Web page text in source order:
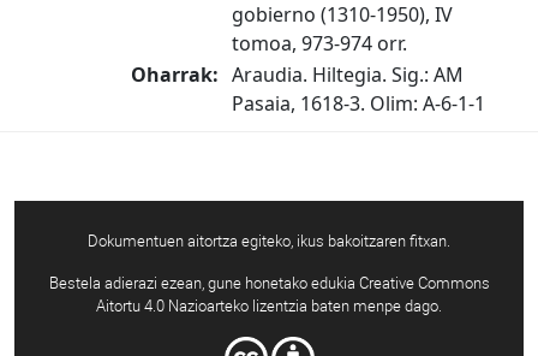
gobierno (1310-1950), IV
tomoa, 973-974 orr.
Oharrak: Araudia. Hiltegia. Sig.: AM
Pasaia, 1618-3. Olim: A-6-1-1
Dokumentuen aitortza egiteko, ikus bakoitzaren fitxan.
Bestela adierazi ezean, gune honetako edukia Creative Commons
Aitortu 4.0 Nazioarteko lizentzia baten menpe dago.